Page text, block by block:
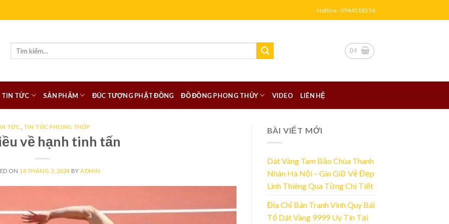
Hotline : 0944518556
0₫
TIN TỨC SẢN PHẨM ĐÚC TƯỢNG PHẬT ĐỒNG ĐỒ ĐỒNG PHONG THỦY VIDEO LIÊN HỆ
TỨC TIN TỨC PHONG THỦY
về hạnh tinh tấn
ON 18 THÁNG 3, 2024 BY ADMIN
BÀI VIẾT MỚI
Dát Vàng Tam Bảo Chùa Thanh
Nhàn Hà Nội – Gìn Giữ Vẻ Đẹp
Linh Thiêng Qua Từng Chi Tiết
Địa Chỉ Bán Tranh Vinh Quy Bái
Tổ Dát Vàng 9999 Uy Tín Tại